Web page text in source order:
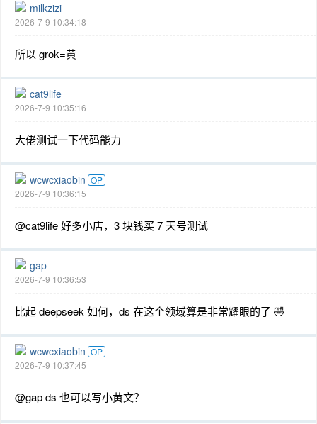
milkzizi
2026-7-9 10:34:18
所以 grok=黄
cat9life
2026-7-9 10:35:16
大佬测试一下代码能力
wcwcxiaobin OP
2026-7-9 10:36:15
@cat9life 好多小店，3 块钱买 7 天号测试
gap
2026-7-9 10:36:53
比起 deepseek 如何，ds 在这个领域算是非常耀眼的了 🤣
wcwcxiaobin OP
2026-7-9 10:37:45
@gap ds 也可以写小黄文？